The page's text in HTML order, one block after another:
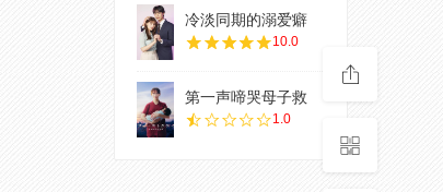
冷淡同期的溺爱癖
10.0
第一声啼哭母子救
1.0